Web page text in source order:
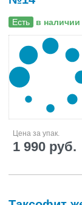
Есть в наличии
Цена за упак.
1 990 руб.